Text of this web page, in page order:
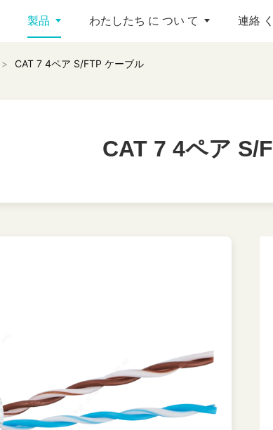
製品 わたしたち に つい て 連絡
> CAT 7 4ペア S/FTP ケーブル
CAT 7 4ペア S/
CAT 7 4ペア S/